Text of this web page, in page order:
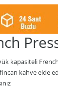
kapasiteli
kahve elde